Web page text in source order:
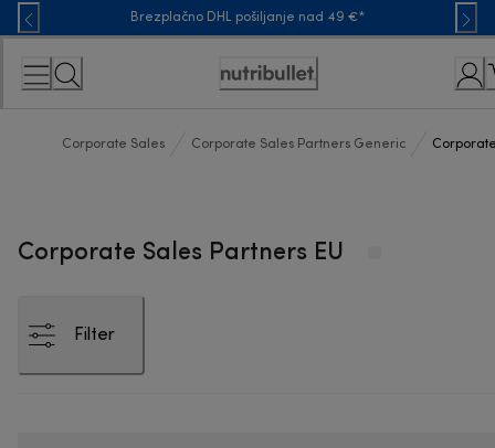
Skip
to
Content
Brezplačno DHL pošiljanje nad 49 €*
Accessibility
Corporate Sales Corporate Sales Partners Generic
Corporate Sales Partners EU
Filter